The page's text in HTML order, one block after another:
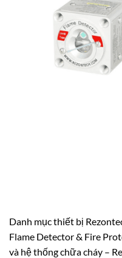
Danh mục thiết bị
Flame Detector & Fire
và hệ thống chữa cháy –